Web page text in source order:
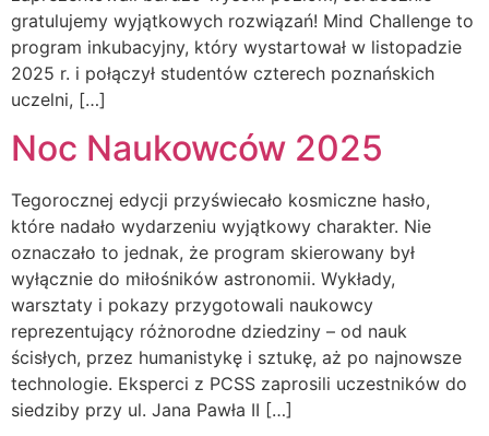
gratulujemy wyjątkowych rozwiązań! Mind Challenge to
program inkubacyjny, który wystartował w listopadzie
2025 r. i połączył studentów czterech poznańskich
uczelni, […]
Noc Naukowców 2025
Tegorocznej edycji przyświecało kosmiczne hasło,
które nadało wydarzeniu wyjątkowy charakter. Nie
oznaczało to jednak, że program skierowany był
wyłącznie do miłośników astronomii. Wykłady,
warsztaty i pokazy przygotowali naukowcy
reprezentujący różnorodne dziedziny – od nauk
ścisłych, przez humanistykę i sztukę, aż po najnowsze
technologie. Eksperci z PCSS zaprosili uczestników do
siedziby przy ul. Jana Pawła II […]